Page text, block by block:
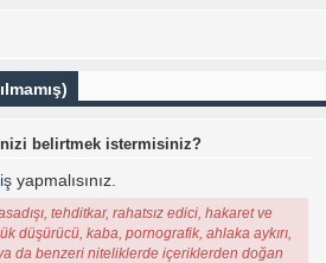
belirtmek istermisiniz?
yapmalısınız.
tehditkar, rahatsız edici, hakaret ve
düşürücü, kaba, pornografik, ahlaka aykırı,
da benzeri niteliklerde içeriklerden doğan